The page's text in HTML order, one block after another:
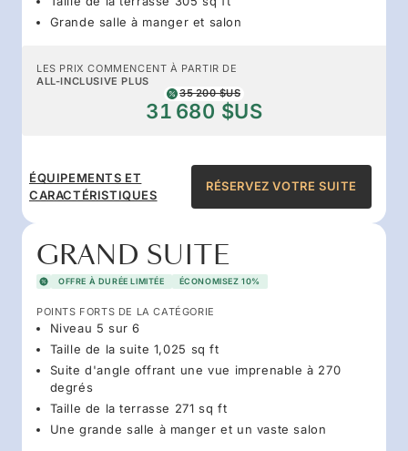
Grande salle à manger et salon
LES PRIX COMMENCENT À PARTIR DE
ALL-INCLUSIVE PLUS
35 200 $US
31 680 $US
ÉQUIPEMENTS ET
CARACTÉRISTIQUES
RÉSERVEZ VOTRE SUITE
GRAND SUITE
OFFRE À DURÉE LIMITÉE ÉCONOMISEZ 10%
POINTS FORTS DE LA CATÉGORIE
Niveau 5 sur 6
Taille de la suite 1,025 sq ft
Suite d'angle offrant une vue imprenable à 270
degrés
Taille de la terrasse 271 sq ft
Une grande salle à manger et un vaste salon